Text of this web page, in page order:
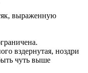
выраженную
вздернутая, ноздри
чуть выше